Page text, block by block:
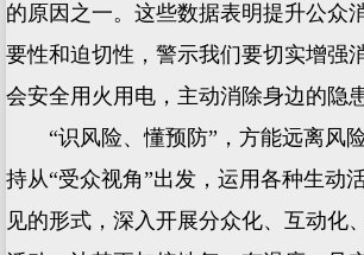
的原因之一。这些数据表明提升公众
要性和迫切性，警示我们要切实增强
会安全用火用电，主动消除身边的隐患
“识风险、懂预防”，方能远离风
持从“受众视角”出发，运用各种生动
见的形式，深入开展分众化、互动化